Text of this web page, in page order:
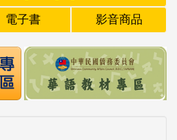
電子書 影音商品